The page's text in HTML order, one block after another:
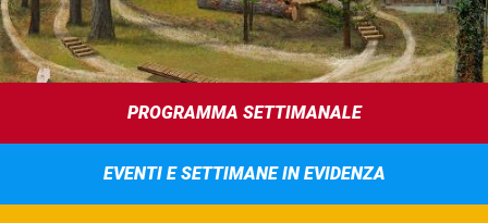
PROGRAMMA SETTIMANALE
EVENTI E SETTIMANE IN EVIDENZA